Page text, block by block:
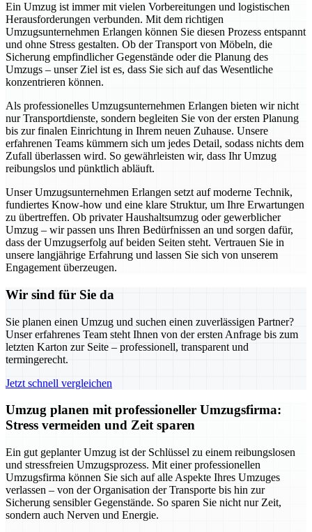
Ein Umzug ist immer mit vielen Vorbereitungen und logistischen
Herausforderungen verbunden. Mit dem richtigen
Umzugsunternehmen Erlangen können Sie diesen Prozess entspannt
und ohne Stress gestalten. Ob der Transport von Möbeln, die
Sicherung empfindlicher Gegenstände oder die Planung des
Umzugs – unser Ziel ist es, dass Sie sich auf das Wesentliche
konzentrieren können.
Als professionelles Umzugsunternehmen Erlangen bieten wir nicht
nur Transportdienste, sondern begleiten Sie von der ersten Planung
bis zur finalen Einrichtung in Ihrem neuen Zuhause. Unsere
erfahrenen Teams kümmern sich um jedes Detail, sodass nichts dem
Zufall überlassen wird. So gewährleisten wir, dass Ihr Umzug
reibungslos und pünktlich abläuft.
Unser Umzugsunternehmen Erlangen setzt auf moderne Technik,
fundiertes Know-how und eine klare Struktur, um Ihre Erwartungen
zu übertreffen. Ob privater Haushaltsumzug oder gewerblicher
Umzug – wir passen uns Ihren Bedürfnissen an und sorgen dafür,
dass der Umzugserfolg auf beiden Seiten steht. Vertrauen Sie in
unsere langjährige Erfahrung und lassen Sie sich von unserem
Engagement überzeugen.
Wir sind für Sie da
Sie planen einen Umzug und suchen einen zuverlässigen Partner?
Unser erfahrenes Team steht Ihnen von der ersten Anfrage bis zum
letzten Karton zur Seite – professionell, transparent und
termingerecht.
Jetzt schnell vergleichen
Umzug planen mit professioneller Umzugsfirma:
Stress vermeiden und Zeit sparen
Ein gut geplanter Umzug ist der Schlüssel zu einem reibungslosen
und stressfreien Umzugsprozess. Mit einer professionellen
Umzugsfirma können Sie sich auf alle Aspekte Ihres Umzuges
verlassen – von der Organisation der Transporte bis hin zur
Sicherung sensibler Gegenstände. So sparen Sie nicht nur Zeit,
sondern auch Nerven und Energie.